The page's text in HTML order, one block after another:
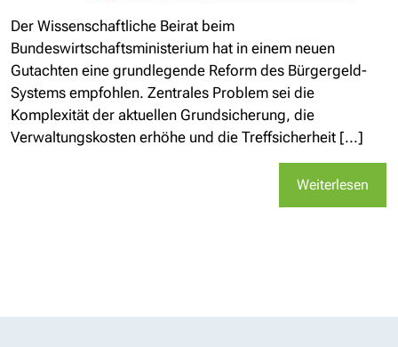
Der Wissenschaftliche Beirat beim
Bundeswirtschaftsministerium hat in einem neuen
Gutachten eine grundlegende Reform des Bürgergeld-
Systems empfohlen. Zentrales Problem sei die
Komplexität der aktuellen Grundsicherung, die
Verwaltungskosten erhöhe und die Treffsicherheit [...]
Weiterlesen